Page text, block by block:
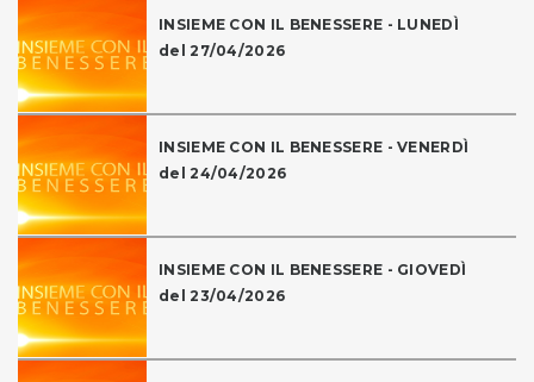
INSIEME CON IL BENESSERE - LUNEDÌ
del 27/04/2026
INSIEME CON IL BENESSERE - VENERDÌ
del 24/04/2026
INSIEME CON IL BENESSERE - GIOVEDÌ
del 23/04/2026